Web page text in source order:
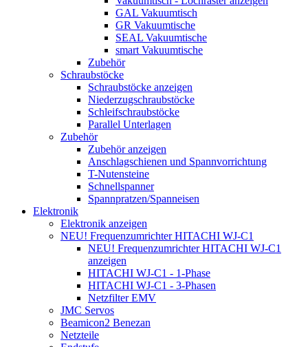
GAL Vakuumtisch
GR Vakuumtische
SEAL Vakuumtische
smart Vakuumtische
Zubehör
Schraubstöcke
Schraubstöcke anzeigen
Niederzugschraubstöcke
Schleifschraubstöcke
Parallel Unterlagen
Zubehör
Zubehör anzeigen
Anschlagschienen und Spannvorrichtung
T-Nutensteine
Schnellspanner
Spannpratzen/Spanneisen
Elektronik
Elektronik anzeigen
NEU! Frequenzumrichter HITACHI WJ-C1
NEU! Frequenzumrichter HITACHI WJ-C1
anzeigen
HITACHI WJ-C1 - 1-Phase
HITACHI WJ-C1 - 3-Phasen
Netzfilter EMV
JMC Servos
Beamicon2 Benezan
Netzteile